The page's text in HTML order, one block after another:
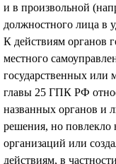
и в произвольной
должностного лица в
К действиям органов
местного
государственных
главы 25 ГПК РФ
названных органов и
решения, но повлекло
организаций или
действиям, в